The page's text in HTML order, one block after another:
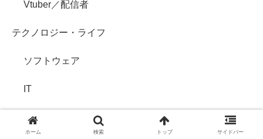
Vtuber／配信者
テクノロジー・ライフ
ソフトウェア
IT
ガジェット
ホーム 検索 トップ サイドバー